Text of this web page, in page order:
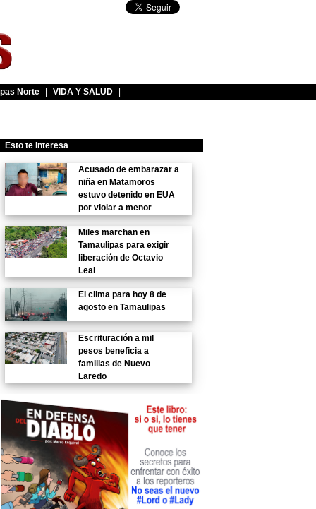
Norte VIDA Y SALUD
Esto te Interesa
Acusado de embarazar a
niña en Matamoros
estuvo detenido en EUA
por violar a menor
Miles marchan en
Tamaulipas para exigir
liberación de Octavio
Leal
El clima para hoy 8 de
agosto en Tamaulipas
Escrituración a mil
pesos beneficia a
familias de Nuevo
Laredo